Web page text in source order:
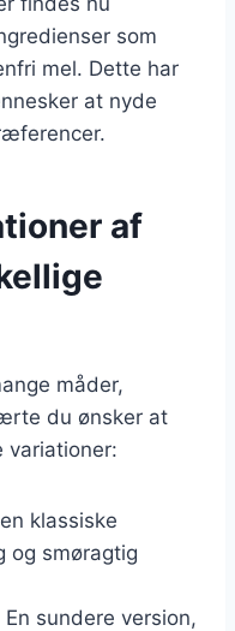
som
mel. Dette har
at nyde
af
måder,
du ønsker at
variationer:
klassiske
og smøragtig
En sundere version,